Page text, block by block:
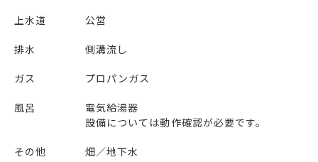
上水道 公営
排水 側溝流し
ガス プロパンガス
風呂
電気給湯器
設備については動作確認が必要です。
その他 畑 地下水